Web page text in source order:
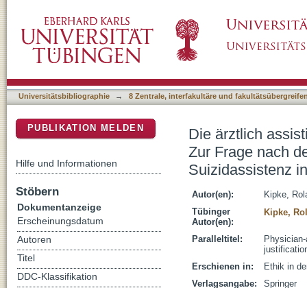
Rechtfertigung eines Verbots ärztlicher
Universitätsbibliographie → 8 Zentrale, interfakultäre und
Die ärztlich
Zur Frage nach
Suizidassistenz
Autor(en):
Kipke,
Tübinger
Autor(en):
Kipke,
Paralleltitel:
Erschienen in:
Ethik in
Verlagsangabe:
Springer
PUBLIKATION MELDEN
Hilfe und Informationen
Stöbern
Dokumentanzeige
Erscheinungsdatum
Autoren
Titel
DDC-Klassifikation